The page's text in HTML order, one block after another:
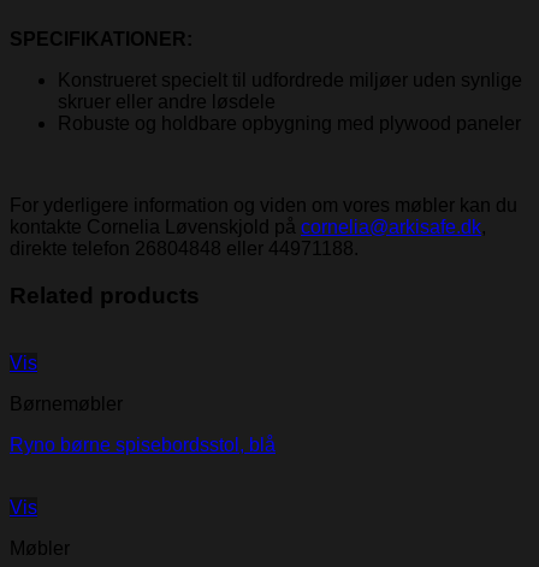
SPECIFIKATIONER:
Konstrueret specielt til udfordrede miljøer uden synlige
skruer eller andre løsdele
Robuste og holdbare opbygning med plywood paneler
For yderligere information og viden om vores møbler kan du
kontakte Cornelia Løvenskjold på cornelia@arkisafe.dk,
direkte telefon 26804848 eller 44971188.
Related products
Vis
Børnemøbler
Ryno børne spisebordsstol, blå
Vis
Møbler